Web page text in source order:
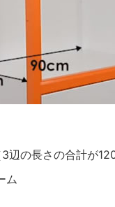
辺の長さの合計が
ム